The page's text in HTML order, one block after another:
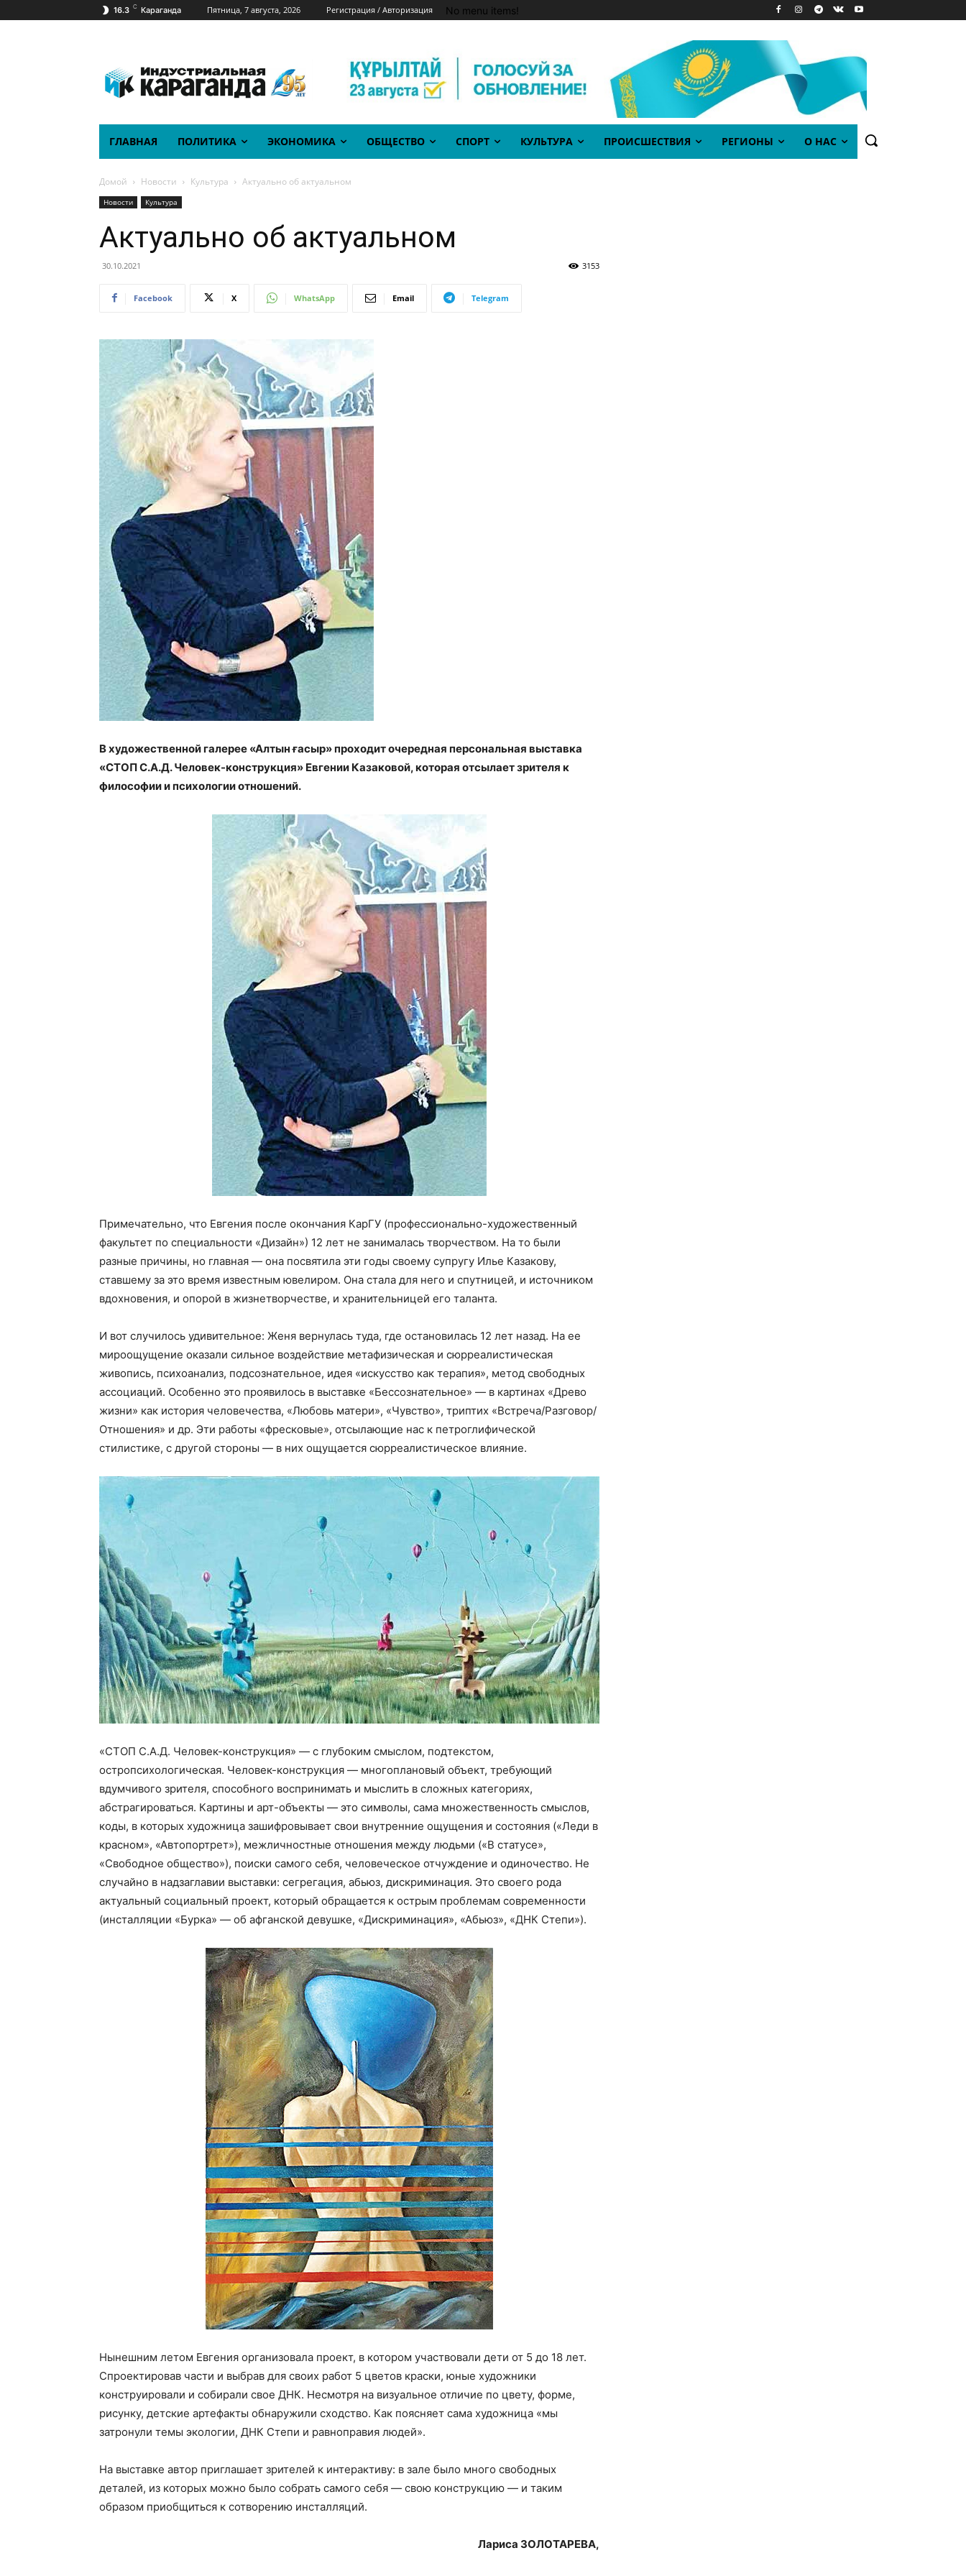
16.3 C Караганда Пятница, 7 августа, 2026 Регистрация / Авторизация No menu items!
ГЛАВНАЯ ПОЛИТИКА ЭКОНОМИКА ОБЩЕСТВО СПОРТ КУЛЬТУРА ПРОИСШЕСТВИЯ РЕГИОНЫ О НАС
Домой Новости Культура Актуально об актуальном
Новости Культура
Актуально об актуальном
30.10.2021 3153
Facebook X WhatsApp Email Telegram
В художественной галерее «Алтын ғасыр» проходит очередная персональная выставка
«СТОП С.А.Д. Человек-конструкция» Евгении Казаковой, которая отсылает зрителя к
философии и психологии отношений.
Примечательно, что Евгения после окончания КарГУ (профессионально-художественный
факультет по специальности «Дизайн») 12 лет не занималась творчеством. На то были
разные причины, но главная — она посвятила эти годы своему супругу Илье Казакову,
ставшему за это время известным ювелиром. Она стала для него и спутницей, и источником
вдохновения, и опорой в жизнетворчестве, и хранительницей его таланта.
И вот случилось удивительное: Женя вернулась туда, где остановилась 12 лет назад. На ее
мироощущение оказали сильное воздействие метафизическая и сюрреалистическая
живопись, психоанализ, подсознательное, идея «искусство как терапия», метод свободных
ассоциаций. Особенно это проявилось в выставке «Бессознательное» — в картинах «Древо
жизни» как история человечества, «Любовь матери», «Чувство», триптих «Встреча/Разговор/
Отношения» и др. Эти работы «фресковые», отсылающие нас к петроглифической
стилистике, с другой стороны — в них ощущается сюрреалистическое влияние.
«СТОП С.А.Д. Человек-конструкция» — с глубоким смыслом, подтекстом,
остропсихологическая. Человек-конструкция — многоплановый объект, требующий
вдумчивого зрителя, способного воспринимать и мыслить в сложных категориях,
абстрагироваться. Картины и арт-объекты — это символы, сама множественность смыслов,
коды, в которых художница зашифровывает свои внутренние ощущения и состояния («Леди в
красном», «Автопортрет»), межличностные отношения между людьми («В статусе»,
«Свободное общество»), поиски самого себя, человеческое отчуждение и одиночество. Не
случайно в надзаглавии выставки: сегрегация, абьюз, дискриминация. Это своего рода
актуальный социальный проект, который обращается к острым проблемам современности
(инсталляции «Бурка» — об афганской девушке, «Дискриминация», «Абьюз», «ДНК Степи»).
Нынешним летом Евгения организовала проект, в котором участвовали дети от 5 до 18 лет.
Спроектировав части и выбрав для своих работ 5 цветов краски, юные художники
конструировали и собирали свое ДНК. Несмотря на визуальное отличие по цвету, форме,
рисунку, детские артефакты обнаружили сходство. Как поясняет сама художница «мы
затронули темы экологии, ДНК Степи и равноправия людей».
На выставке автор приглашает зрителей к интерактиву: в зале было много свободных
деталей, из которых можно было собрать самого себя — свою конструкцию — и таким
образом приобщиться к сотворению инсталляций.
Лариса ЗОЛОТАРЕВА,